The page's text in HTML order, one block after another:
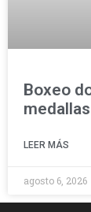
Boxeo
medallas
LEER MÁS
agosto 6, 2026